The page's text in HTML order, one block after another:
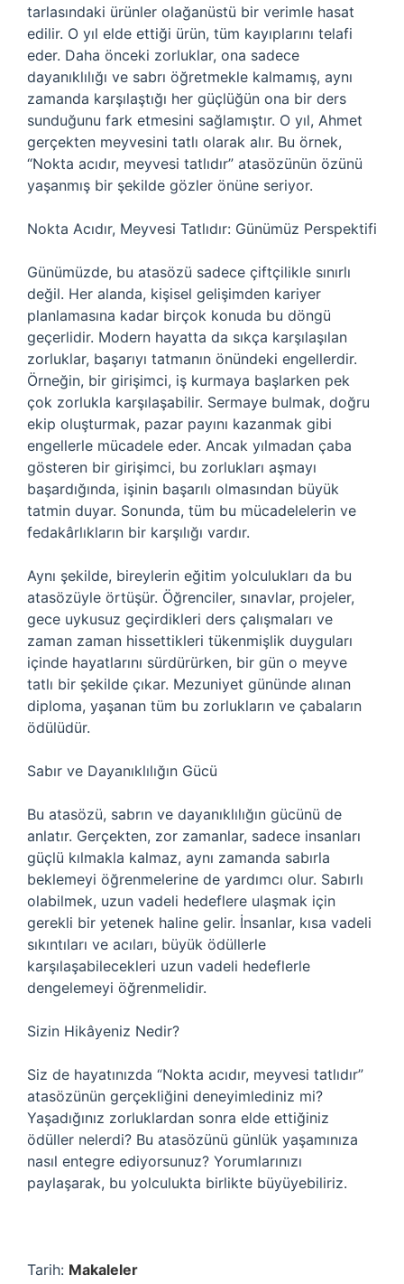
tarlasındaki ürünler olağanüstü bir verimle hasat
edilir. O yıl elde ettiği ürün, tüm kayıplarını telafi
eder. Daha önceki zorluklar, ona sadece
dayanıklılığı ve sabrı öğretmekle kalmamış, aynı
zamanda karşılaştığı her güçlüğün ona bir ders
sunduğunu fark etmesini sağlamıştır. O yıl, Ahmet
gerçekten meyvesini tatlı olarak alır. Bu örnek,
“Nokta acıdır, meyvesi tatlıdır” atasözünün özünü
yaşanmış bir şekilde gözler önüne seriyor.
Nokta Acıdır, Meyvesi Tatlıdır: Günümüz Perspektifi
Günümüzde, bu atasözü sadece çiftçilikle sınırlı
değil. Her alanda, kişisel gelişimden kariyer
planlamasına kadar birçok konuda bu döngü
geçerlidir. Modern hayatta da sıkça karşılaşılan
zorluklar, başarıyı tatmanın önündeki engellerdir.
Örneğin, bir girişimci, iş kurmaya başlarken pek
çok zorlukla karşılaşabilir. Sermaye bulmak, doğru
ekip oluşturmak, pazar payını kazanmak gibi
engellerle mücadele eder. Ancak yılmadan çaba
gösteren bir girişimci, bu zorlukları aşmayı
başardığında, işinin başarılı olmasından büyük
tatmin duyar. Sonunda, tüm bu mücadelelerin ve
fedakârlıkların bir karşılığı vardır.
Aynı şekilde, bireylerin eğitim yolculukları da bu
atasözüyle örtüşür. Öğrenciler, sınavlar, projeler,
gece uykusuz geçirdikleri ders çalışmaları ve
zaman zaman hissettikleri tükenmişlik duyguları
içinde hayatlarını sürdürürken, bir gün o meyve
tatlı bir şekilde çıkar. Mezuniyet gününde alınan
diploma, yaşanan tüm bu zorlukların ve çabaların
ödülüdür.
Sabır ve Dayanıklılığın Gücü
Bu atasözü, sabrın ve dayanıklılığın gücünü de
anlatır. Gerçekten, zor zamanlar, sadece insanları
güçlü kılmakla kalmaz, aynı zamanda sabırla
beklemeyi öğrenmelerine de yardımcı olur. Sabırlı
olabilmek, uzun vadeli hedeflere ulaşmak için
gerekli bir yetenek haline gelir. İnsanlar, kısa vadeli
sıkıntıları ve acıları, büyük ödüllerle
karşılaşabilecekleri uzun vadeli hedeflerle
dengelemeyi öğrenmelidir.
Sizin Hikâyeniz Nedir?
Siz de hayatınızda “Nokta acıdır, meyvesi tatlıdır”
atasözünün gerçekliğini deneyimlediniz mi?
Yaşadığınız zorluklardan sonra elde ettiğiniz
ödüller nelerdi? Bu atasözünü günlük yaşamınıza
nasıl entegre ediyorsunuz? Yorumlarınızı
paylaşarak, bu yolculukta birlikte büyüyebiliriz.
Tarih: Makaleler